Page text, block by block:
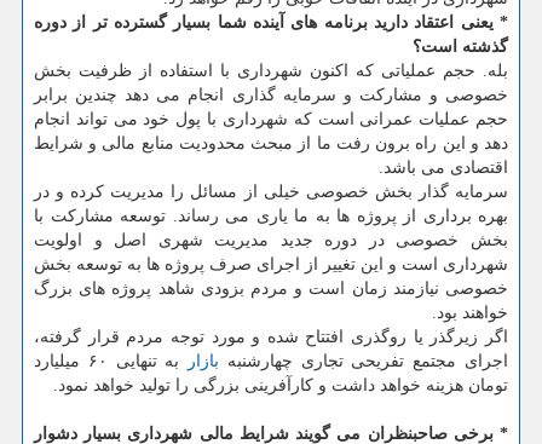
* یعنی اعتقاد دارید برنامه های آینده شما بسیار گسترده تر از دوره
گذشته است؟
بله. حجم عملیاتی كه اكنون شهرداری با استفاده از ظرفیت بخش
خصوصی و مشاركت و سرمایه گذاری انجام می دهد چندین برابر
حجم عملیات عمرانی است كه شهرداری با پول خود می تواند انجام
دهد و این راه برون رفت ما از مبحث محدودیت منابع مالی و شرایط
اقتصادی می باشد.
سرمایه گذار بخش خصوصی خیلی از مسائل را مدیریت كرده و در
بهره برداری از پروژه ها به ما یاری می رساند. توسعه مشاركت با
بخش خصوصی در دوره جدید مدیریت شهری اصل و اولویت
شهرداری است و این تغییر از اجرای صرف پروژه ها به توسعه بخش
خصوصی نیازمند زمان است و مردم بزودی شاهد پروژه های بزرگ
خواهند بود.
اگر زیرگذر یا روگذری افتتاح شده و مورد توجه مردم قرار گرفته،
اجرای مجتمع تفریحی تجاری چهارشنبه بازار
به تنهایی ۶۰ میلیارد
تومان هزینه خواهد داشت و كارآفرینی بزرگی را تولید خواهد نمود.
* برخی صاحبنظران می گویند شرایط مالی شهرداری بسیار دشوار